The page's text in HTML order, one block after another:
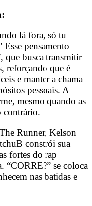
lá fora, só tu
Esse pensamento
que busca transmitir
reforçando que é
e manter a chama
pessoais. A
mesmo quando as
contrário.
Runner, Kelson
constrói sua
fortes do rap
“CORRE?” se coloca
nas batidas e